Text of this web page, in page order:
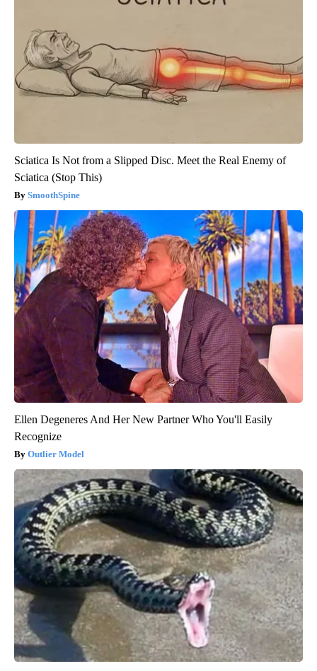
Sciatica Is Not from a Slipped Disc. Meet the Real Enemy of
Sciatica (Stop This)
SmoothSpine
Ellen Degeneres And Her New Partner Who You'll Easily
Recognize
Outlier Model